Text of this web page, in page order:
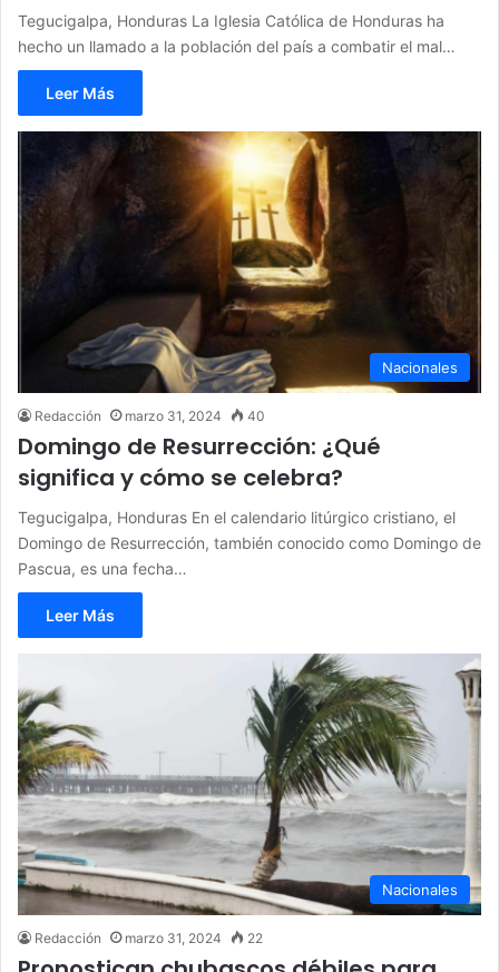
Tegucigalpa, Honduras La Iglesia Católica de Honduras ha
hecho un llamado a la población del país a combatir el mal…
Leer Más
Nacionales
Redacción marzo 31, 2024 40
Domingo de Resurrección: ¿Qué
significa y cómo se celebra?
Tegucigalpa, Honduras En el calendario litúrgico cristiano, el
Domingo de Resurrección, también conocido como Domingo de
Pascua, es una fecha…
Leer Más
Nacionales
Redacción marzo 31, 2024 22